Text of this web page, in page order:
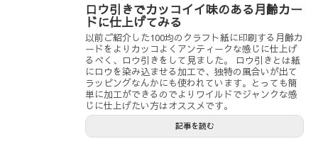
ロウ引きでカッコイイ味のある月齢カー
ドに仕上げてみる
以前ご紹介した100均のクラフト紙に印刷する月齢カ
ードをよりカッコよくアンティークな感じに仕上げ
るべく、ロウ引きをして見ました。 ロウ引きとは紙
にロウを染み込ませる加工で、独特の風合いが出て
ラッピングなんかにも使われています。とっても簡
単に加工ができるのでよりワイルドでジャンクな感
じに仕上げたい方はオススメです。
記事を読む